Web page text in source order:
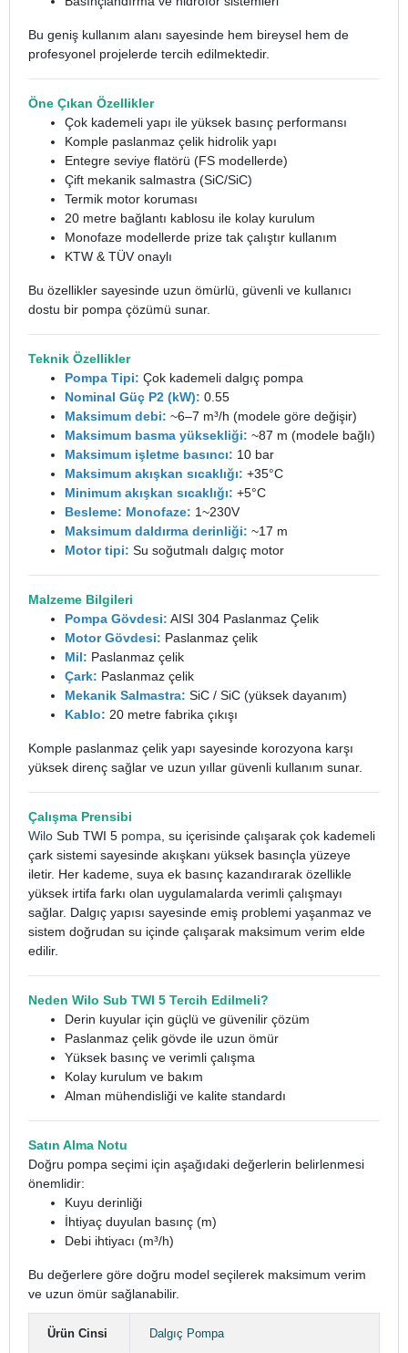
Bu geniş kullanım alanı sayesinde hem bireysel hem de
profesyonel projelerde tercih edilmektedir.
Öne Çıkan Özellikler
Çok kademeli yapı ile yüksek basınç performansı
Komple paslanmaz çelik hidrolik yapı
Entegre seviye flatörü (FS modellerde)
Çift mekanik salmastra (SiC/SiC)
Termik motor koruması
20 metre bağlantı kablosu ile kolay kurulum
Monofaze modellerde prize tak çalıştır kullanım
KTW & TÜV onaylı
Bu özellikler sayesinde uzun ömürlü, güvenli ve kullanıcı
dostu bir pompa çözümü sunar.
Teknik Özellikler
Pompa Tipi: Çok kademeli dalgıç pompa
Nominal Güç P2 (kW): 0.55
Maksimum debi: ~6–7 m³/h (modele göre değişir)
Maksimum basma yüksekliği: ~87 m (modele bağlı)
Maksimum işletme basıncı: 10 bar
Maksimum akışkan sıcaklığı: +35°C
Minimum akışkan sıcaklığı: +5°C
Besleme: Monofaze: 1~230V
Maksimum daldırma derinliği: ~17 m
Motor tipi: Su soğutmalı dalgıç motor
Malzeme Bilgileri
Pompa Gövdesi: AISI 304 Paslanmaz Çelik
Motor Gövdesi: Paslanmaz çelik
Mil: Paslanmaz çelik
Çark: Paslanmaz çelik
Mekanik Salmastra: SiC / SiC (yüksek dayanım)
Kablo: 20 metre fabrika çıkışı
Komple paslanmaz çelik yapı sayesinde korozyona karşı
yüksek direnç sağlar ve uzun yıllar güvenli kullanım sunar.
Çalışma Prensibi
Wilo Sub TWI 5 pompa , su içerisinde çalışarak çok kademeli
çark sistemi sayesinde akışkanı yüksek basınçla yüzeye
iletir. Her kademe, suya ek basınç kazandırarak özellikle
yüksek irtifa farkı olan uygulamalarda verimli çalışmayı
sağlar. Dalgıç yapısı sayesinde emiş problemi yaşanmaz ve
sistem doğrudan su içinde çalışarak maksimum verim elde
edilir.
Neden Wilo Sub TWI 5 Tercih Edilmeli?
Derin kuyular için güçlü ve güvenilir çözüm
Paslanmaz çelik gövde ile uzun ömür
Yüksek basınç ve verimli çalışma
Kolay kurulum ve bakım
Alman mühendisliği ve kalite standardı
Satın Alma Notu
Doğru pompa seçimi için aşağıdaki değerlerin belirlenmesi
önemlidir:
Kuyu derinliği
İhtiyaç duyulan basınç (m)
Debi ihtiyacı (m³/h)
Bu değerlere göre doğru model seçilerek maksimum verim
ve uzun ömür sağlanabilir.
Ürün Cinsi Dalgıç Pompa